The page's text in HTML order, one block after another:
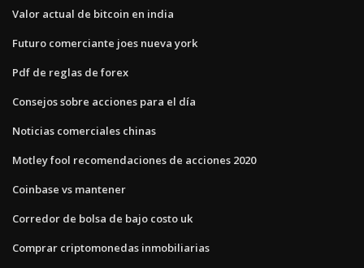
Valor actual de bitcoin en india
Futuro comerciante joes nueva york
Pdf de reglas de forex
Consejos sobre acciones para el día
Noticias comerciales chinas
Motley fool recomendaciones de acciones 2020
Coinbase vs mantener
Corredor de bolsa de bajo costo uk
Comprar criptomonedas inmobiliarias